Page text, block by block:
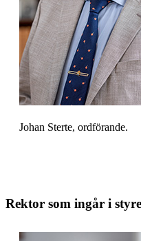
Johan Sterte, ordförande.
Rektor som ingår i